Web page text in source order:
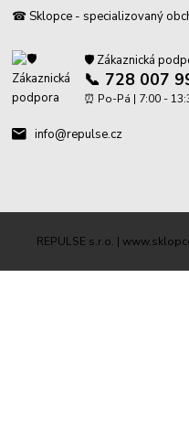
☎ Sklopce - specializovaný
🛡️ Zákaznická
📞 728 007
⏰ Po-Pá | 7:00 -
info@repulse.cz
REPULSE s.r.o. |